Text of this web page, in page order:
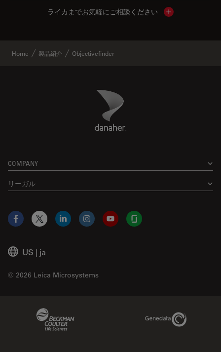
ライカまでお気軽にご相談ください Show local
Home 製品紹介 Objectivefinder
Danaher Logo
COMPANY
リーガル
US | ja
© 2026 Leica Microsystems
Facebook
X LinkedInInstagramYouTubeGlassdoor
Genedata Link